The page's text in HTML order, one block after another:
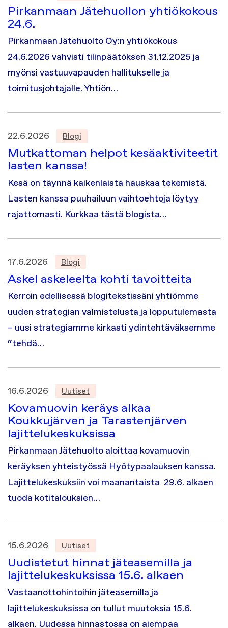
Pirkanmaan Jätehuollon yhtiökokous
24.6.
Pirkanmaan Jätehuolto Oy:n yhtiökokous
24.6.2026 vahvisti tilinpäätöksen 31.12.2025 ja
myönsi vastuuvapauden hallitukselle ja
toimitusjohtajalle. Yhtiön…
22.6.2026 Blogi
Mutkattoman helpot kesäaktiviteetit
lasten kanssa!
Kesä on täynnä kaikenlaista hauskaa tekemistä.
Lasten kanssa puuhailuun vaihtoehtoja löytyy
rajattomasti. Kurkkaa tästä blogista…
17.6.2026 Blogi
Askel askeleelta kohti tavoitteita
Kerroin edellisessä blogitekstissäni yhtiömme
uuden strategian valmistelusta ja lopputulemasta
– uusi strategiamme kirkasti ydintehtäväksemme
“tehdä…
16.6.2026 Uutiset
Kovamuovin keräys alkaa
Koukkujärven ja Tarastenjärven
lajittelukeskuksissa
Pirkanmaan Jätehuolto aloittaa kovamuovin
keräyksen yhteistyössä Hyötypaalauksen kanssa.
Lajittelukeskuksiin voi maanantaista 29.6. alkaen
tuoda kotitalouksien…
15.6.2026 Uutiset
Uudistetut hinnat jäteasemilla ja
lajittelukeskuksissa 15.6. alkaen
Vastaanottohintoihin jäteasemilla ja
lajittelukeskuksissa on tullut muutoksia 15.6.
alkaen. Uudessa hinnastossa on aiempaa